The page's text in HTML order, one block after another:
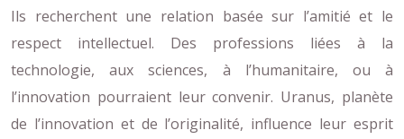
Ils recherchent une relation basée sur l’amitié et le
respect intellectuel. Des professions liées à la
technologie, aux sciences, à l’humanitaire, ou à
l’innovation pourraient leur convenir. Uranus, planète
de l’innovation et de l’originalité, influence leur esprit